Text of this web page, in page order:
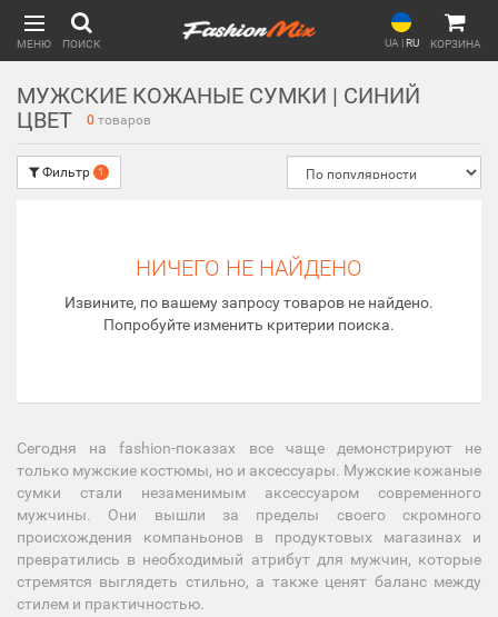
МЕНЮ ПОИСК UA |RU КОРЗИНА
МУЖСКИЕ КОЖАНЫЕ СУМКИ | СИНИЙ
ЦВЕТ
0 товаров
Фильтр 1
НИЧЕГО НЕ НАЙДЕНО
Извините, по вашему запросу товаров не найдено.
Попробуйте изменить критерии поиска.
Сегодня на fashion-показах все чаще демонстрируют не
только мужские костюмы, но и аксессуары. Мужские кожаные
сумки стали незаменимым аксессуаром современного
мужчины. Они вышли за пределы своего скромного
происхождения компаньонов в продуктовых магазинах и
превратились в необходимый атрибут для мужчин, которые
стремятся выглядеть стильно, а также ценят баланс между
стилем и практичностью.